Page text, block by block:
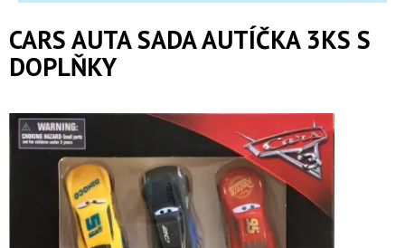
CARS AUTA SADA AUTÍČKA 3KS S
DOPLŇKY